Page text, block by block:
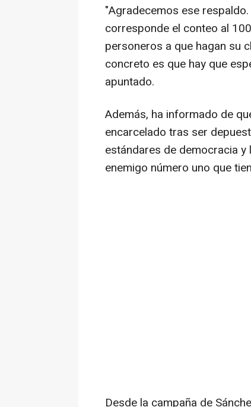
"Agradecemos ese
corresponde el conteo al
personeros a que hagan su
concreto es que hay que
apuntado.
Además, ha informado de
encarcelado tras ser
estándares de democracia y
enemigo número uno que
Desde la campaña de